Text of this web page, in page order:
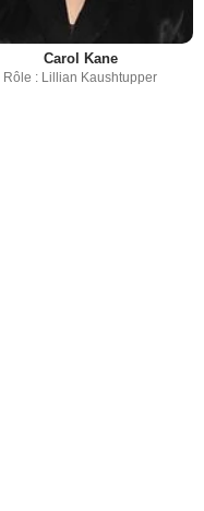
Carol Kane
Rôle : Lillian Kaushtupper